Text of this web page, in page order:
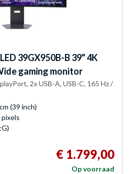
39GX950B-B 39" 4K
gaming monitor
2x USB-A, USB-C, 165 Hz /
(39 inch)
€ 1.799,00
Op voorraad